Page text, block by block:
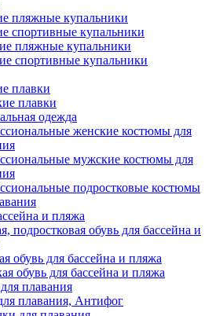
пляжные купальники
спортивные купальники
пляжные купальники
спортивные купальники
плавки
плавки
одежда
женские костюмы для
мужские костюмы для
подростковые костюмы
и пляжа
подростковая обувь для бассейна и
обувь для бассейна и пляжа
обувь для бассейна и пляжа
плавания
плавания, Антифог